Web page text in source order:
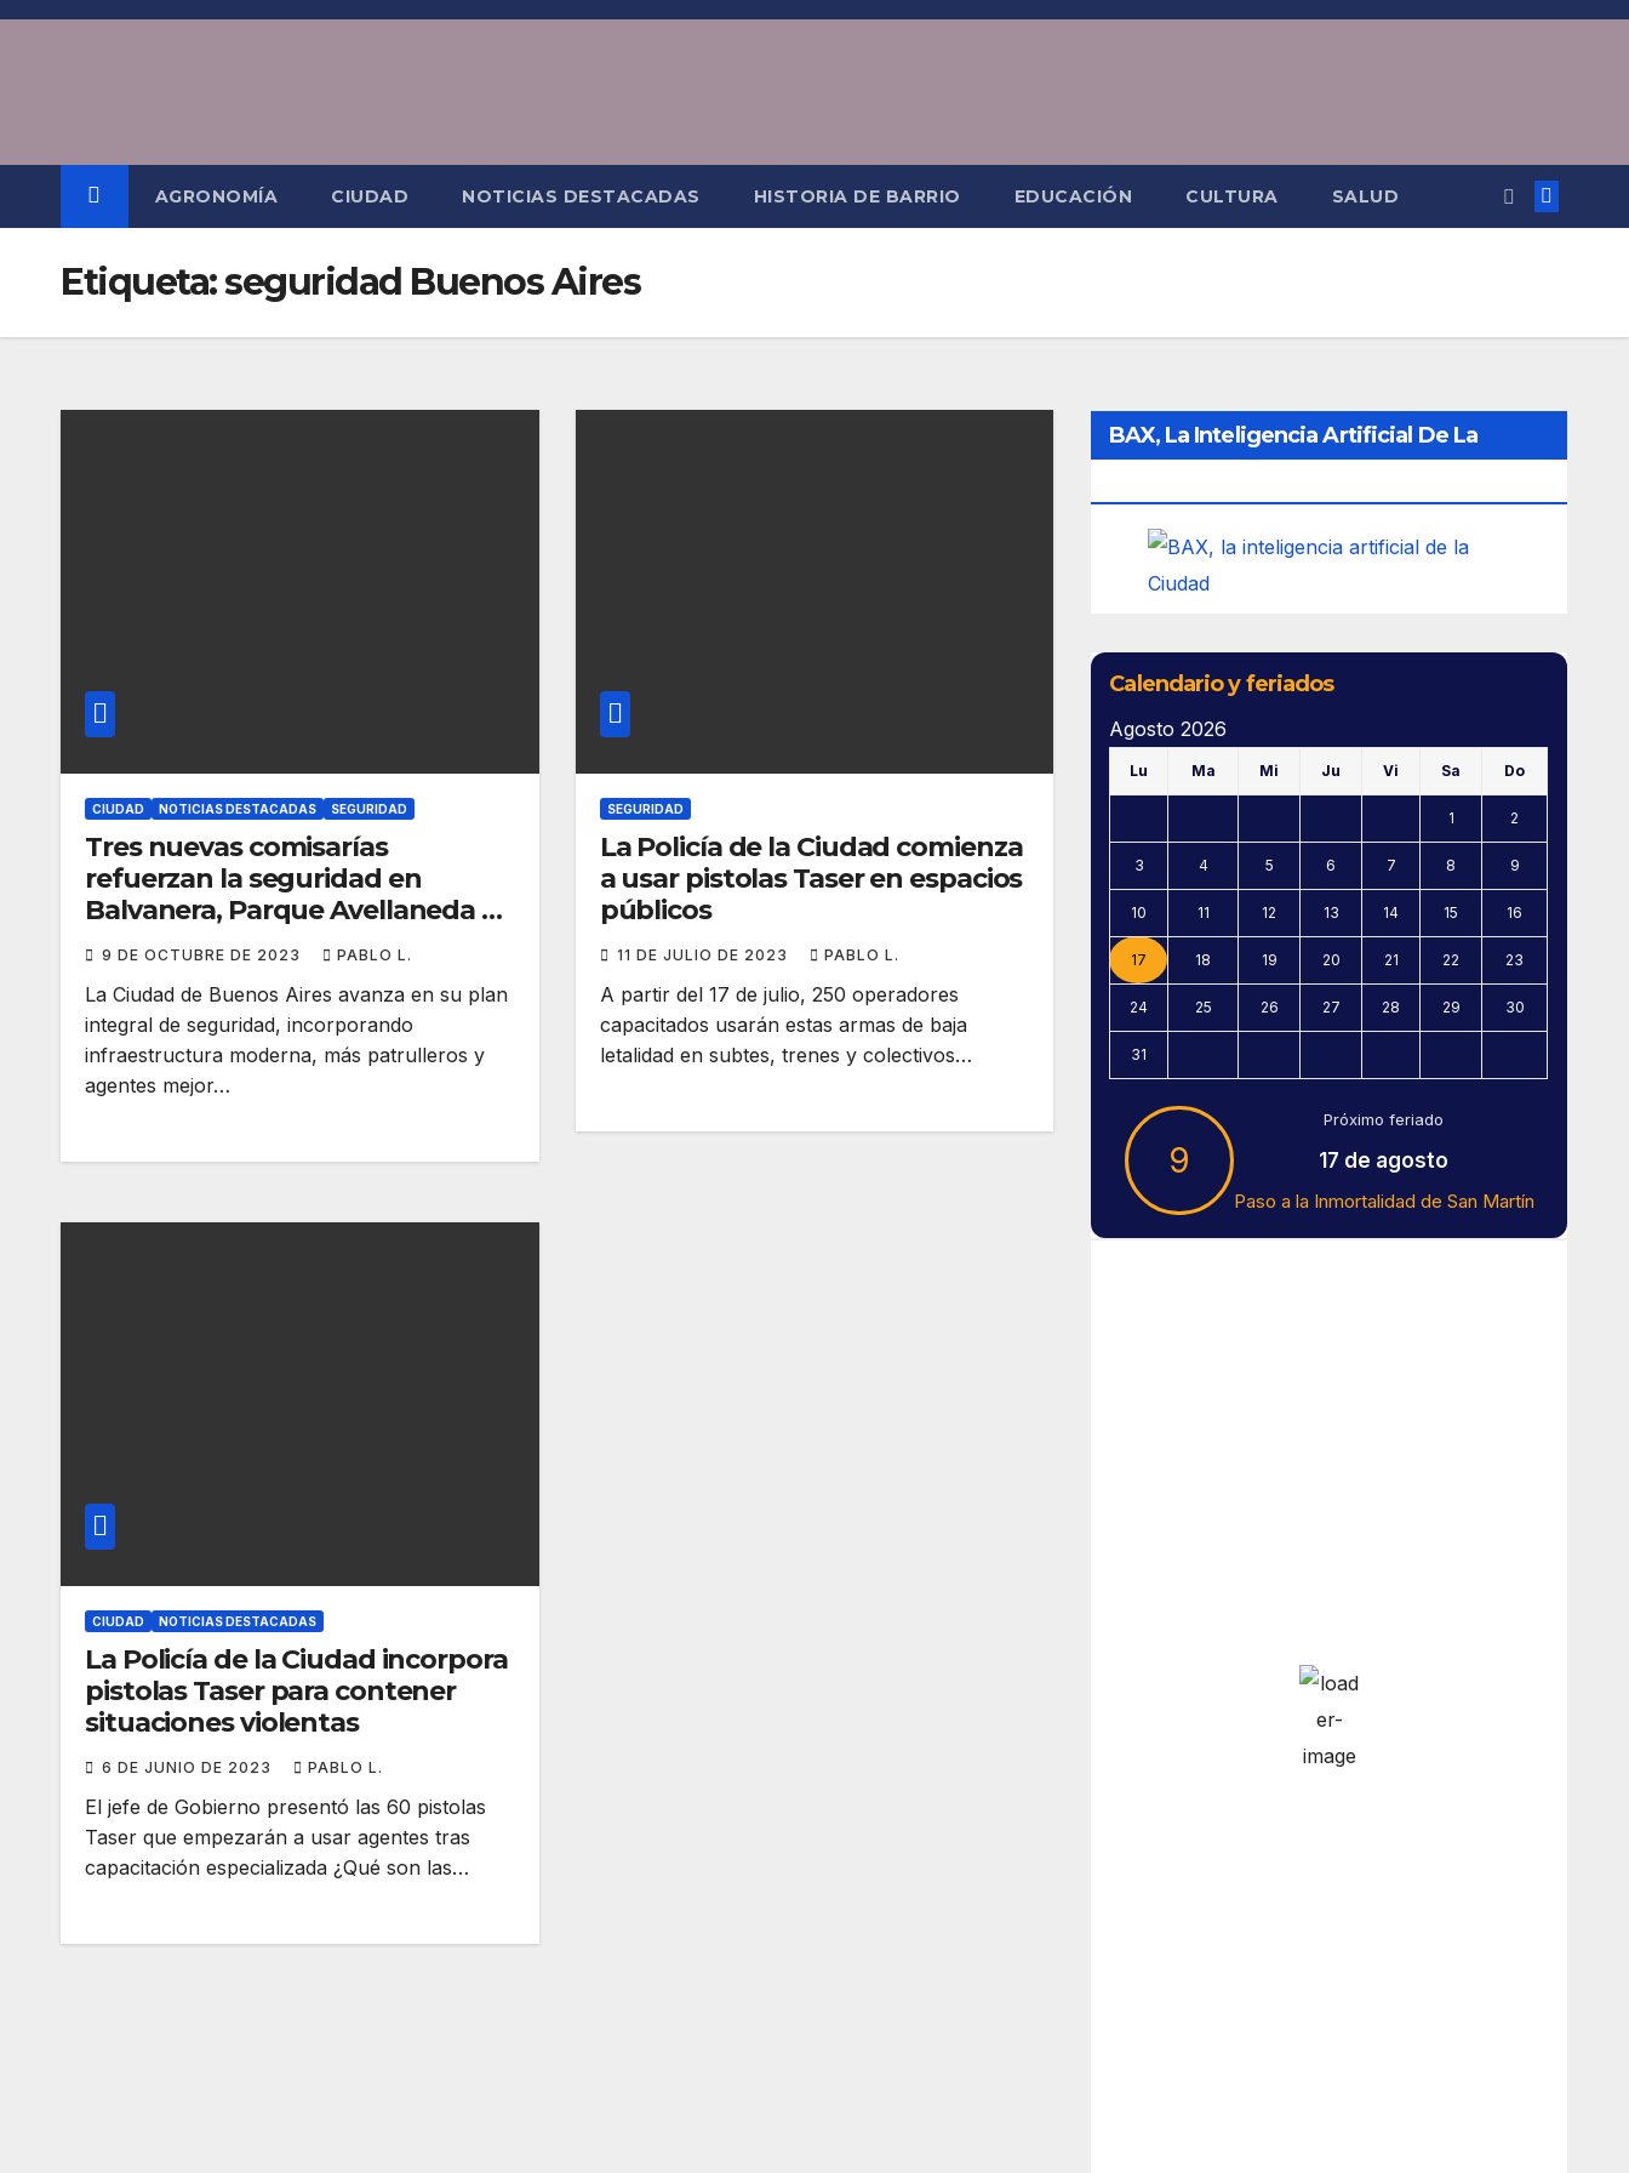
Saltar
AGRONOMÍA CIUDAD NOTICIAS DESTACADAS HISTORIA DE BARRIO EDUCACIÓN CULTURA SALUD
Etiqueta:seguridad Buenos Aires
CIUDAD NOTICIAS DESTACADAS SEGURIDAD
Tres nuevas comisarías
refuerzan la seguridad en
Balvanera, Parque Avellaneda y
Versalles
9 DE OCTUBRE DE 2023 PABLO L.
La Ciudad de Buenos Aires avanza en su plan
integral de seguridad, incorporando
infraestructura moderna, más patrulleros y
agentes mejor…
SEGURIDAD
La Policía de la Ciudad comienza
a usar pistolas Taser en espacios
públicos
11 DE JULIO DE 2023 PABLO L.
A partir del 17 de julio, 250 operadores
capacitados usarán estas armas de baja
letalidad en subtes, trenes y colectivos…
CIUDAD NOTICIAS DESTACADAS
La Policía de la Ciudad incorpora
pistolas Taser para contener
situaciones violentas
6 DE JUNIO DE 2023 PABLO L.
El jefe de Gobierno presentó las 60 pistolas
Taser que empezarán a usar agentes tras
capacitación especializada ¿Qué son las…
BAX, La Inteligencia Artificial De La
Calendario y feriados
Agosto 2026
Lu Ma Mi Ju Vi Sa Do
1 2
3 4 5 6 7 8 9
10 11 12 13 14 15 16
17 18 19 20 21 22 23
24 25 26 27 28 29 30
31
9
Próximo feriado
17 de agosto
Paso a la Inmortalidad de San Martín